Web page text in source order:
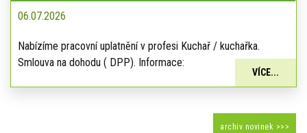
06.07.2026
Nabízíme pracovní uplatnění v profesi Kuchař / kuchařka.
Smlouva na dohodu ( DPP). Informace:
VÍCE...
archiv novinek >>>